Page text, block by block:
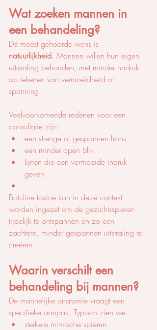
Wat zoeken mannen in
een behandeling?
De meest gehoorde wens is
natuurlijkheid. Mannen willen hun eigen
uitstraling behouden, met minder nadruk
op tekenen van vermoeidheid of
spanning.
Veelvoorkomende redenen voor een
consultatie zijn:
een strenge of gespannen frons
een minder open blik
lijnen die een vermoeide indruk
geven
Botuline toxine kan in deze context
worden ingezet om de gezichtsspieren
tijdelijk te ontspannen en zo een
zachtere, minder gespannen uitstraling te
creëren.
Waarin verschilt een
behandeling bij mannen?
De mannelijke anatomie vraagt een
specifieke aanpak. Typisch zien we:
sterkere mimische spieren